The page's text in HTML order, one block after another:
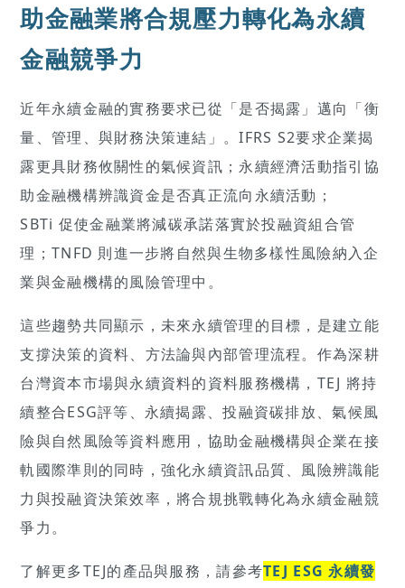
助金融業將合規壓力轉化為永續
金融競爭力
近年永續金融的實務要求已從「是否揭露」邁向「衡
量、管理、與財務決策連結」。IFRS S2要求企業揭
露更具財務攸關性的氣候資訊；永續經濟活動指引協
助金融機構辨識資金是否真正流向永續活動；
SBTi 促使金融業將減碳承諾落實於投融資組合管
理；TNFD 則進一步將自然與生物多樣性風險納入企
業與金融機構的風險管理中。
這些趨勢共同顯示，未來永續管理的目標，是建立能
支撐決策的資料、方法論與內部管理流程。作為深耕
台灣資本市場與永續資料的資料服務機構，TEJ 將持
續整合ESG評等、永續揭露、投融資碳排放、氣候風
險與自然風險等資料應用，協助金融機構與企業在接
軌國際準則的同時，強化永續資訊品質、風險辨識能
力與投融資決策效率，將合規挑戰轉化為永續金融競
爭力。
了解更多TEJ的產品與服務，請參考TEJ ESG 永續發